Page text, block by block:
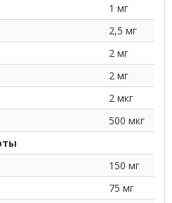
1 мг
2,5 мг
2 мг
2 мг
2 мкг
500 мкг
150 мг
75 мг